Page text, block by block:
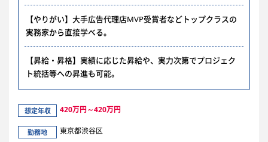
【やりがい】大手広告代理店MVP受賞者などトップクラスの
実務家から直接学べる。
【昇給・昇格】実績に応じた昇給や、実力次第でプロジェク
ト統括等への昇進も可能。
想定年収 420万円～420万円
勤務地 東京都渋谷区